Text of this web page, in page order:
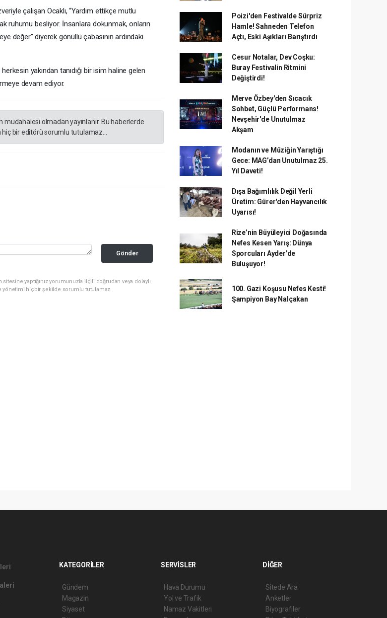
çalışan Ocaklı, “Yardım ettikçe mutlu
ruhumu besliyor. İnsanlara dokunmak, onların
değer” diyerek gönüllü çabasının ardındaki
yakından tanıdığı bir isim haline gelen
devam ediyor.
olmadan yayınlanır. Bu haberlerde
bir editörü sorumlu tutulamaz...
Gönder
yaptığınız yorumunuzla ilgili doğrudan veya dolaylı
yönetimi hiçbir şekilde sorumlu tutulamaz.
Poizi'den Festivalde Sürpriz
Hamle! Sahneden Telefon
Açtı, Eski Aşıkları Barıştırdı
Cesur Notalar, Dev Coşku:
Buray Festivalin Ritmini
Değiştirdi!
Merve Özbey'den Sıcacık
Sohbet, Güçlü Performans!
Nevşehir'de Unutulmaz
Akşam
Modanın ve Müziğin Yarıştığı
Gece: MAG’dan Unutulmaz 25.
Yıl Daveti!
Dışa Bağımlılık Değil Yerli
Üretim: Gürer'den Hayvancılık
Uyarısı!
Rize’nin Büyüleyici Doğasında
Nefes Kesen Yarış: Dünya
Sporcuları Ayder’de
Buluşuyor!
100. Gazi Koşusu Nefes Kesti!
Şampiyon Bay Nalçakan
KATEGORİLER
Gündem
Magazin
Siyaset
SERVİSLER
Hava Durumu
Yol ve Trafik
Namaz Vakitleri
DİĞER
Sitede Ara
Anketler
Biyografiler